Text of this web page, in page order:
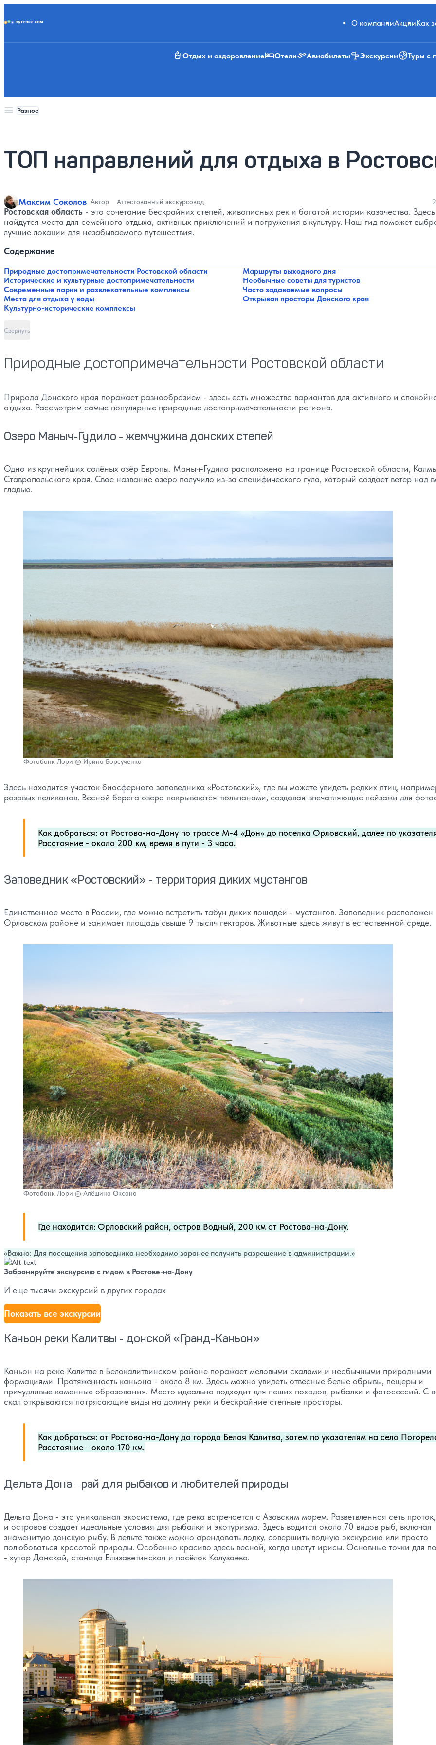
О компанииАкцииКак
Отдых и оздоровление Отели Авиабилеты Экскурсии Туры с
ТОП направлений для отдыха в
Разное
Максим Соколов Автор Аттестованный экскурсовод
Ростовская область - это сочетание бескрайних степей, живописных рек и богатой истории казачества. Здесь
найдутся места для семейного отдыха, активных приключений и погружения в культуру. Наш гид поможет
лучшие локации для незабываемого путешествия.
Содержание
Природные достопримечательности Ростовской области
Исторические и культурные достопримечательности
Современные парки и развлекательные комплексы
Места для отдыха у воды
Культурно-исторические комплексы
Маршруты выходного дня
Необычные советы для туристов
Часто задаваемые вопросы
Открывая просторы Донского края
Свернуть
Природные достопримечательности Ростовской области
Природа Донского края поражает разнообразием - здесь есть множество вариантов для активного и
отдыха. Рассмотрим самые популярные природные достопримечательности региона.
Озеро Маныч-Гудило - жемчужина донских степей
Одно из крупнейших солёных озёр Европы. Маныч-Гудило расположено на границе Ростовской области,
Ставропольского края. Свое название озеро получило из-за специфического гула, который создает ветер над
гладью.
Фотобанк Лори © Ирина Борсученко
Здесь находится участок биосферного заповедника «Ростовский», где вы можете увидеть редких птиц,
розовых пеликанов. Весной берега озера покрываются тюльпанами, создавая впечатляющие пейзажи для
Как добраться: от Ростова-на-Дону по трассе М-4 «Дон» до поселка Орловский, далее по
Расстояние - около 200 км, время в пути - 3 часа.
Заповедник «Ростовский» - территория диких мустангов
Единственное место в России, где можно встретить табун диких лошадей - мустангов. Заповедник расположен
Орловском районе и занимает площадь свыше 9 тысяч гектаров. Животные здесь живут в естественной среде.
Фотобанк Лори © Алёшина Оксана
Где находится: Орловский район, остров Водный, 200 км от Ростова-на-Дону.
Важно: Для посещения заповедника необходимо заранее получить разрешение в администрации.
Забронируйте экскурсию с гидом в Ростове-на-Дону
И еще тысячи экскурсий в других городах
Показать все экскурсии
Каньон реки Калитвы - донской «Гранд-Каньон»
Каньон на реке Калитве в Белокалитвинском районе поражает меловыми скалами и необычными природными
формациями. Протяженность каньона - около 8 км. Здесь можно увидеть отвесные белые обрывы, пещеры и
причудливые каменные образования. Место идеально подходит для пеших походов, рыбалки и фотосессий. С
скал открываются потрясающие виды на долину реки и бескрайние степные просторы.
Как добраться: от Ростова-на-Дону до города Белая Калитва, затем по указателям на село
Расстояние - около 170 км.
Дельта Дона - рай для рыбаков и любителей природы
Дельта Дона - это уникальная экосистема, где река встречается с Азовским морем. Разветвленная сеть
и островов создает идеальные условия для рыбалки и экотуризма. Здесь водится около 70 видов рыб, включая
знаменитую донскую рыбу. В дельте также можно арендовать лодку, совершить водную экскурсию или просто
полюбоваться красотой природы. Особенно красиво здесь весной, когда цветут ирисы. Основные точки для
- хутор Донской, станица Елизаветинская и посёлок Колузаево.